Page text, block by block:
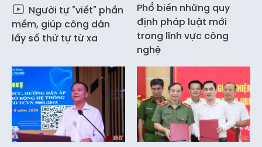
Người tự "viết" phần
mềm, giúp công dân
lấy số thứ tự từ xa
Phổ biến những quy
định pháp luật mới
trong lĩnh vực công
nghệ